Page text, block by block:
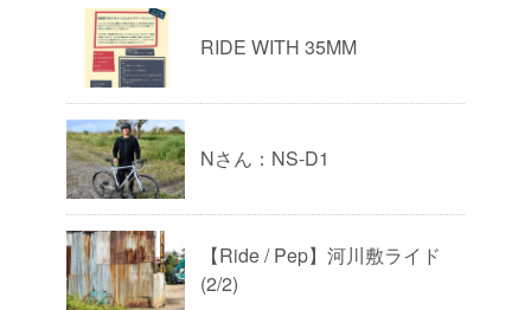
RIDE WITH 35MM
Nさん：NS-D1
【Ride / Pep】河川敷ライド
(2/2)